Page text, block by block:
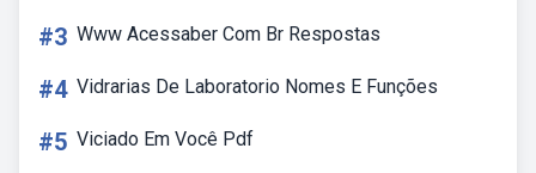
#3 Www Acessaber Com Br Respostas
#4 Vidrarias De Laboratorio Nomes E Funções
#5 Viciado Em Você Pdf